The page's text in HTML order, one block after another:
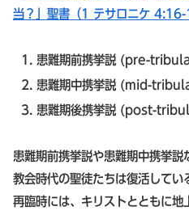
当？」聖書（1 テサロニケ 4:16-
患難期前携挙説 (pre-
患難期中携挙説 (mid-
患難期後携挙説 (post-
患難期前携挙説や患難期中携挙
教会時代の聖徒たちは復活してい
再臨時には、キリストとともに地